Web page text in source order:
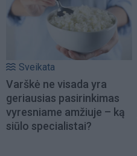
Sveikata
Varškė ne visada yra
geriausias pasirinkimas
vyresniame amžiuje – ką
siūlo specialistai?